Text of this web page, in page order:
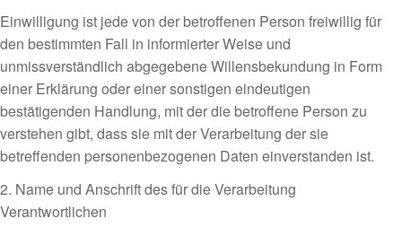
Einwilligung ist jede von der betroffenen Person freiwillig für
den bestimmten Fall in informierter Weise und
unmissverständlich abgegebene Willensbekundung in Form
einer Erklärung oder einer sonstigen eindeutigen
bestätigenden Handlung, mit der die betroffene Person zu
verstehen gibt, dass sie mit der Verarbeitung der sie
betreffenden personenbezogenen Daten einverstanden ist.
2. Name und Anschrift des für die Verarbeitung
Verantwortlichen